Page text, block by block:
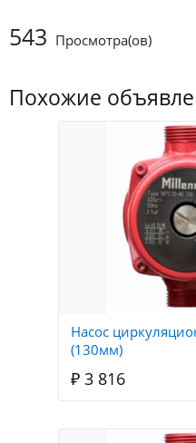
Похожие
Насос
(130мм)
₽ 3 816
543 Просмотра(ов)